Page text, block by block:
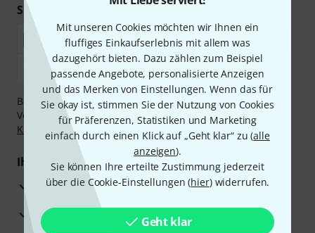
Mit unseren Cookies möchten wir Ihnen ein
fluffiges Einkaufserlebnis mit allem was
dazugehört bieten. Dazu zählen zum Beispiel
passende Angebote, personalisierte Anzeigen
und das Merken von Einstellungen. Wenn das für
Sie okay ist, stimmen Sie der Nutzung von Cookies
für Präferenzen, Statistiken und Marketing
einfach durch einen Klick auf „Geht klar“ zu (alle
anzeigen).
Sie können Ihre erteilte Zustimmung jederzeit
über die Cookie-Einstellungen (hier) widerrufen.
Geht klar
Sicher einkaufen & bezahlen
Bezahlen Sie vertraulich und sicher per Nachnahme,
Vorkasse, PayPal, Amazon Pay,Klarna Sofort bezahlen
Klarna Ratenzahlung
oder Kreditkarte.
Ihre Vorteile
3 Jahre Thomann Garantie
30 Tage Money-Back-Garantie